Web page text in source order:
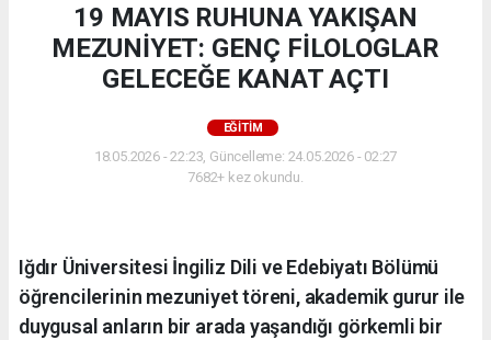
19 MAYIS RUHUNA YAKIŞAN
MEZUNİYET: GENÇ FİLOLOGLAR
GELECEĞE KANAT AÇTI
EĞİTİM
18.05.2026 - 22:23, Güncelleme: 24.05.2026 - 02:27
7682+ kez okundu.
Iğdır Üniversitesi İngiliz Dili ve Edebiyatı Bölümü
öğrencilerinin mezuniyet töreni, akademik gurur ile
duygusal anların bir arada yaşandığı görkemli bir